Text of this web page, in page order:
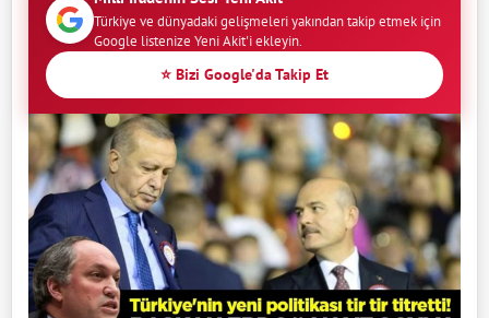
Türkiye ve dünyadaki gelişmeleri yakından takip etmek için
Google listenize Yeni Akit'i ekleyin.
⭐ Bizi Google'da Takip Et